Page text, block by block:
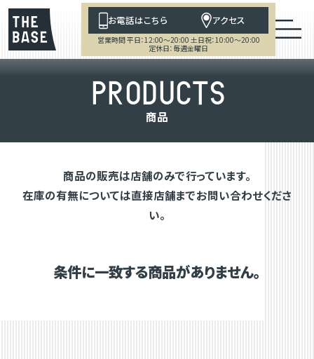
お電話はこちら アクセス
営業時間 平日：12:00～20:00 土日祝：10:00～20:00
定休日：毎週金曜日
PRODUCTS
商品
商品の販売は店舗のみで行っています。
在庫の有無については直接店舗までお問い合わせくださ
い。
条件に一致する商品がありません。